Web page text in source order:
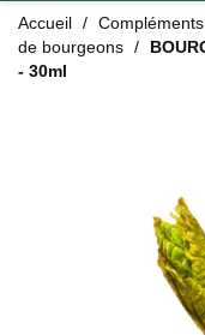
Accueil
de bourgeons
- 30ml